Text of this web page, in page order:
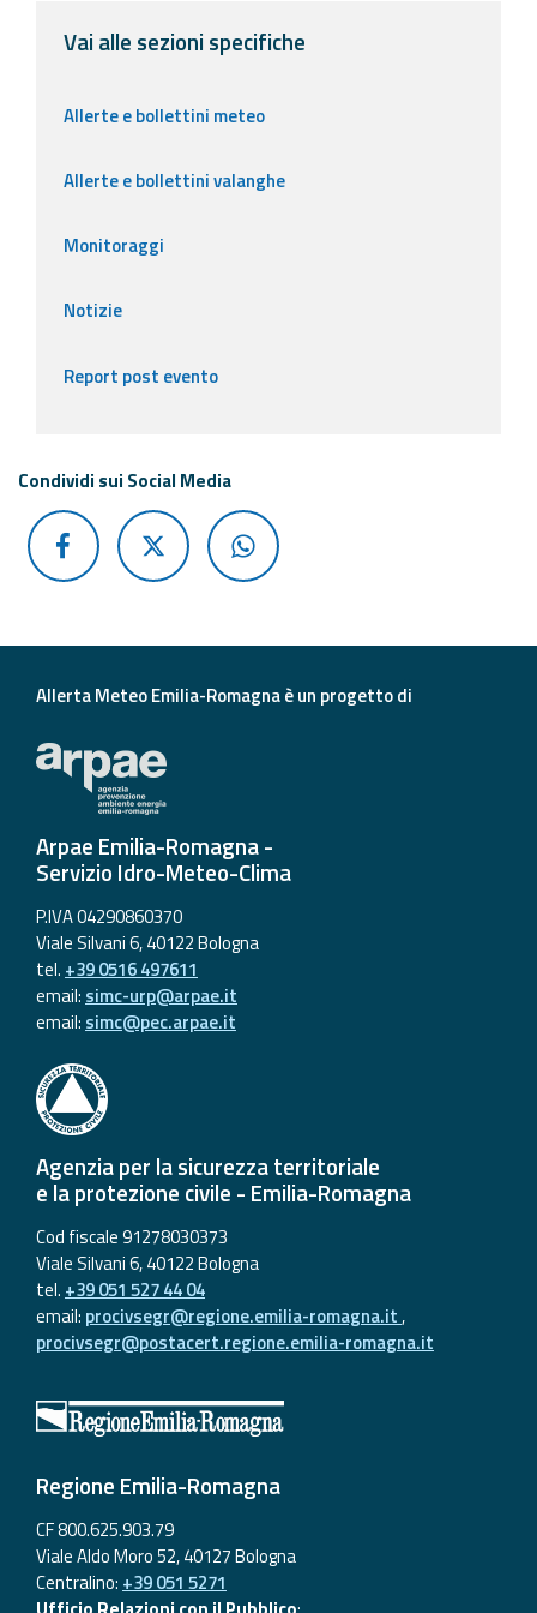
Vai alle sezioni specifiche
Allerte e bollettini meteo
Allerte e bollettini valanghe
Monitoraggi
Notizie
Report post evento
Condividi sui Social Media
Allerta Meteo Emilia-Romagna è un progetto di
Arpae Emilia-Romagna -
Servizio Idro-Meteo-Clima
P.IVA 04290860370
Viale Silvani 6, 40122 Bologna
tel. +39 0516 497611
email: simc-urp@arpae.it
email: simc@pec.arpae.it
Agenzia per la sicurezza territoriale
e la protezione civile - Emilia-Romagna
Cod fiscale 91278030373
Viale Silvani 6, 40122 Bologna
tel. +39 051 527 44 04
email: procivsegr@regione.emilia-romagna.it,
procivsegr@postacert.regione.emilia-romagna.it
Regione Emilia-Romagna
CF 800.625.903.79
Viale Aldo Moro 52, 40127 Bologna
Centralino: +39 051 5271